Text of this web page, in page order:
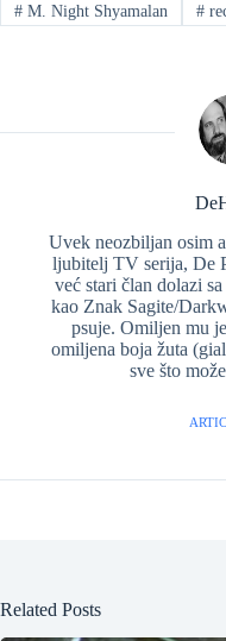
#M. Night Shyamalan #
Uvek neozbiljan osim
ljubitelj TV serija, De
već stari član dolazi
kao Znak Sagite/
psuje. Omiljen mu
omiljena boja žuta
sve što
Related Posts